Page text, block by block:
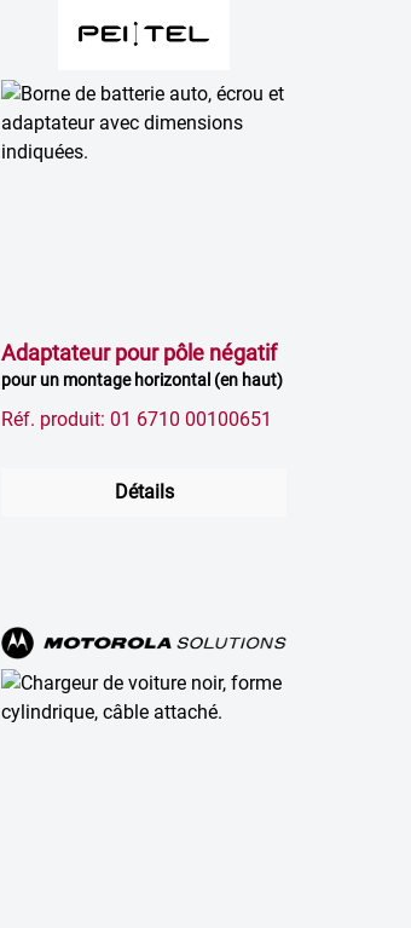
Adaptateur pour pôle négatif
pour un montage horizontal (en haut)
Réf. produit: 01 6710 00100651
Détails